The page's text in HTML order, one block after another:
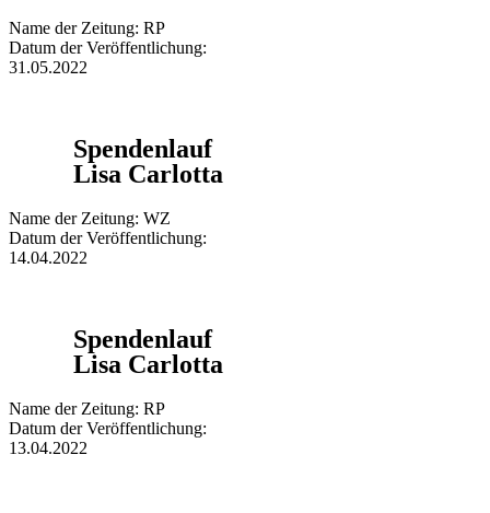
Name der Zeitung: RP
Datum der Veröffentlichung:
31.05.2022
Spendenlauf
Lisa Carlotta
Name der Zeitung: WZ
Datum der Veröffentlichung:
14.04.2022
Spendenlauf
Lisa Carlotta
Name der Zeitung: RP
Datum der Veröffentlichung:
13.04.2022